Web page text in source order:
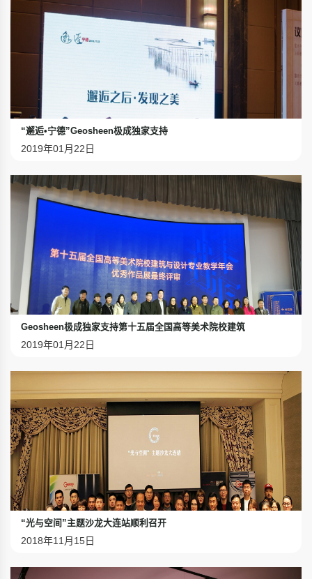
“邂逅•宁德”Geosheen极成独家支持
2019年01月22日
Geosheen极成独家支持第十五届全国高等美术院校建筑
2019年01月22日
“光与空间”主题沙龙大连站顺利召开
2018年11月15日